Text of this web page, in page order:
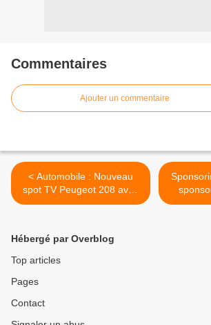
Commentaires
Ajouter un commentaire
< Automobile : Nouveau
spot TV Peugeot 208 avec
Novak Djokovic
Hébergé par Overblog
Top articles
Pages
Contact